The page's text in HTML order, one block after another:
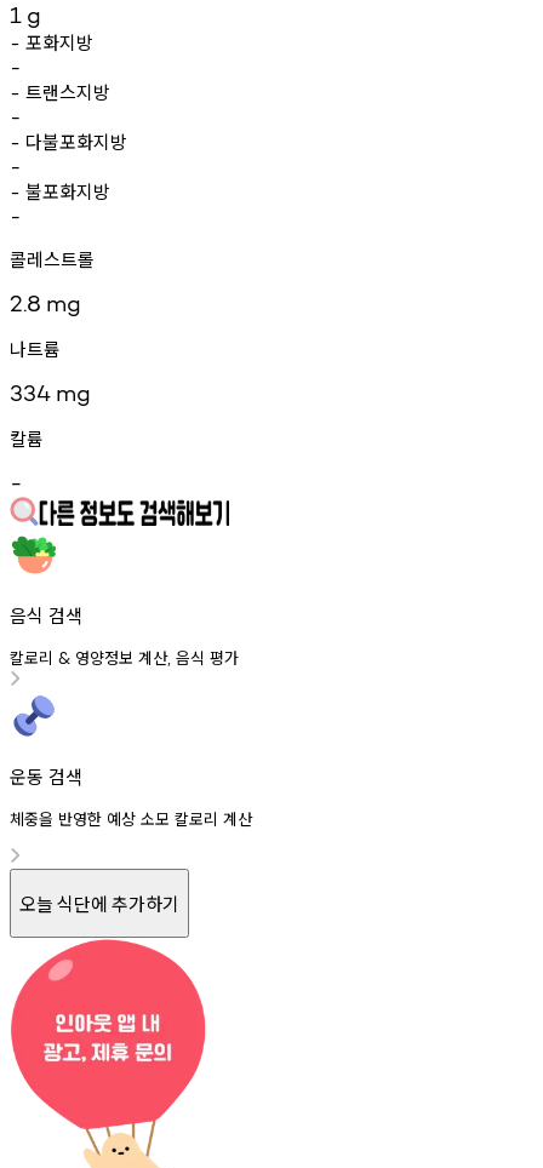
1 g
- 포화지방
-
- 트랜스지방
-
- 다불포화지방
-
- 불포화지방
-
콜레스트롤
2.8 mg
나트륨
334 mg
칼륨
-
음식 검색
칼로리 & 영양정보 계산, 음식 평가
운동 검색
체중을 반영한 예상 소모 칼로리 계산
오늘 식단에 추가하기